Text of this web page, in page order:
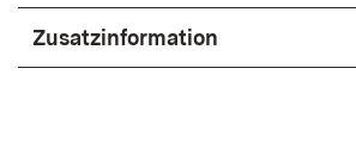
Zusatzinformation